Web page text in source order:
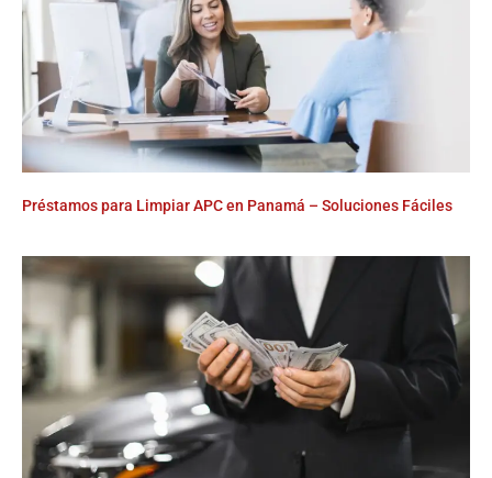
Préstamos para Limpiar APC en Panamá – Soluciones Fáciles